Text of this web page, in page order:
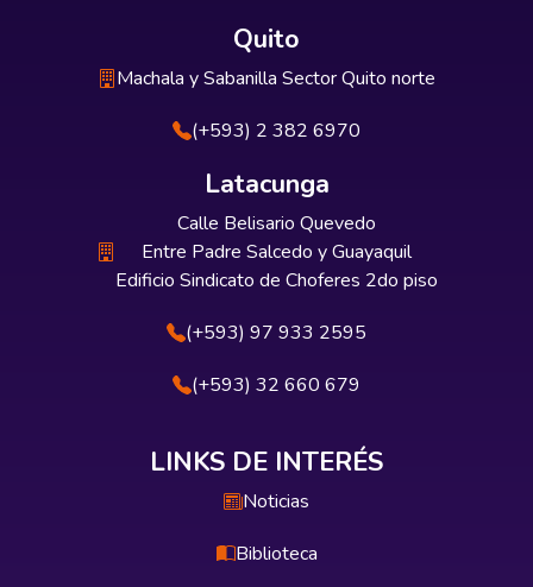
Quito
Machala y Sabanilla Sector Quito norte
(+593) 2 382 6970
Latacunga
Calle Belisario Quevedo
Entre Padre Salcedo y Guayaquil
Edificio Sindicato de Choferes 2do piso
(+593) 97 933 2595
(+593) 32 660 679
LINKS DE INTERÉS
Noticias
Biblioteca